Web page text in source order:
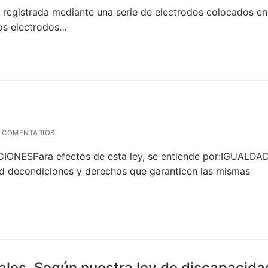
mediante una serie de electrodos colocados
electrodos…
efectos de esta ley, se entiende
decondiciones y derechos que garanticen las mismas